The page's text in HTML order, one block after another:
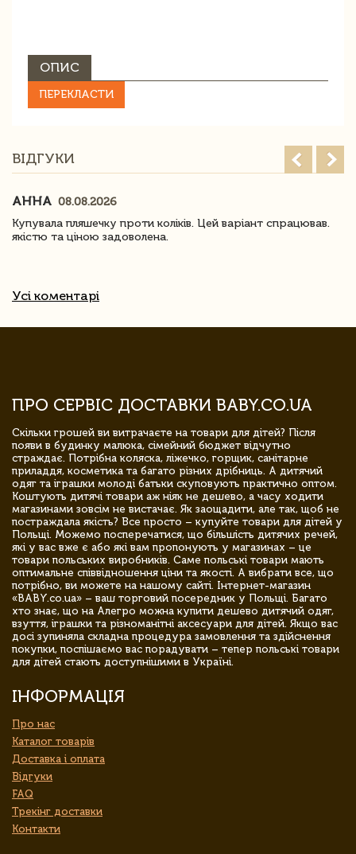
ОПИС
ПЕРЕКЛАСТИ
ВІДГУКИ
АННА 08.08.2026
Купувала пляшечку проти коліків. Цей варіант спрацював.
якістю та ціною задоволена.
Усі коментарі
ПРО СЕРВІС ДОСТАВКИ BABY.CO.UA
Скільки грошей ви витрачаєте на товари для дітей? Після
появи в будинку малюка, сімейний бюджет відчутно
страждає. Потрібна коляска, ліжечко, горщик, санітарне
приладдя, косметика та багато різних дрібниць. А дитячий
одяг та іграшки молоді батьки скуповують практично оптом.
Коштують дитячі товари аж ніяк не дешево, а часу ходити
магазинами зовсім не вистачає. Як заощадити, але так, щоб не
постраждала якість? Все просто – купуйте товари для дітей у
Польщі. Можемо посперечатися, що більшість дитячих речей,
які у вас вже є або які вам пропонують у магазинах – це
товари польських виробників. Саме польські товари мають
оптимальне співвідношення ціни та якості. А вибрати все, що
потрібно, ви можете на нашому сайті. Інтернет-магазин
«BABY.co.ua» – ваш торговий посередник у Польщі. Багато
хто знає, що на Алегро можна купити дешево дитячий одяг,
взуття, іграшки та різноманітні аксесуари для дітей. Якщо вас
досі зупиняла складна процедура замовлення та здійснення
покупки, поспішаємо вас порадувати – тепер польські товари
для дітей стають доступнішими в Україні.
ІНФОРМАЦІЯ
Про нас
Каталог товарів
Доставка і оплата
Відгуки
FAQ
Трекінг доставки
Контакти